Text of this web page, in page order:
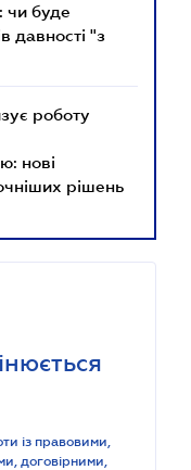
чи буде
давності "з
роботу
нові
рішень
із правовими,
договірними,